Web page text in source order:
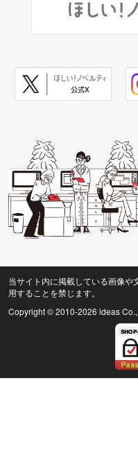
当サイト内に掲載している画像
用することを禁じます。
Copyright © 2010-2026 ideas